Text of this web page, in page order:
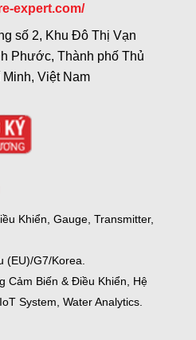
expert.com/
số 2, Khu Đô Thị Vạn
Phước, Thành phố Thủ
Việt Nam
Khiển, Gauge, Transmitter,
(EU)/G7/Korea.
Cảm Biến & Điều Khiển, Hệ
System, Water Analytics.